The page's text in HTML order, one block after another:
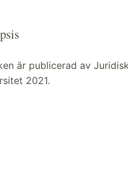
är publicerad av
2021.